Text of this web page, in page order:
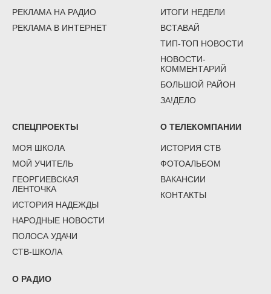
РЕКЛАМА НА РАДИО
РЕКЛАМА В ИНТЕРНЕТ
ИТОГИ НЕДЕЛИ
ВСТАВАЙ
ТИП-ТОП НОВОСТИ
НОВОСТИ-
КОММЕНТАРИЙ
БОЛЬШОЙ РАЙОН
ЗА!ДЕЛО
СПЕЦПРОЕКТЫ
МОЯ ШКОЛА
МОЙ УЧИТЕЛЬ
ГЕОРГИЕВСКАЯ
ЛЕНТОЧКА
ИСТОРИЯ НАДЕЖДЫ
НАРОДНЫЕ НОВОСТИ
ПОЛОСА УДАЧИ
СТВ-ШКОЛА
О ТЕЛЕКОМПАНИИ
ИСТОРИЯ СТВ
ФОТОАЛЬБОМ
ВАКАНСИИ
КОНТАКТЫ
О РАДИО